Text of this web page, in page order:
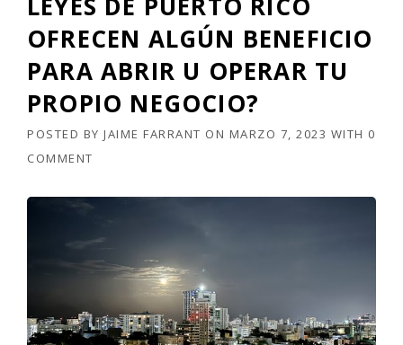
OFRECEN ALGÚN BENEFICIO
PARA ABRIR U OPERAR TU
PROPIO NEGOCIO?
POSTED BY JAIME FARRANT ON MARZO 7, 2023 WITH 0
COMMENT